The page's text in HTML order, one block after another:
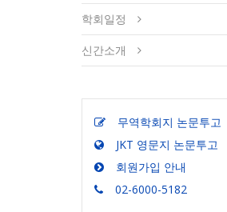
학회일정
신간소개
무역학회지 논문투고
JKT 영문지 논문투고
회원가입 안내
02-6000-5182